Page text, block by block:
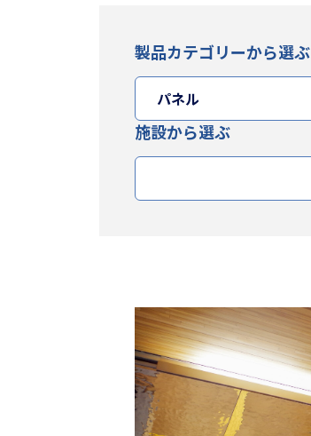
製品カテゴリーから選ぶ
施設から選ぶ